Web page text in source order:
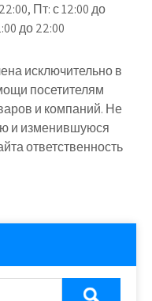
Пт: с 12:00 до
до 22:00
исключительно в
посетителям
и компаний. Не
и изменившуюся
ответственность